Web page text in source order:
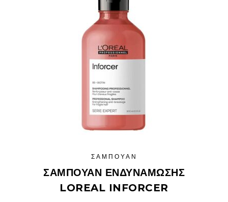
ΣΑΜΠΟΥΆΝ
ΣΑΜΠΟΥΆΝ ΕΝΔΥΝΆΜΩΣΗΣ
LOREAL INFORCER